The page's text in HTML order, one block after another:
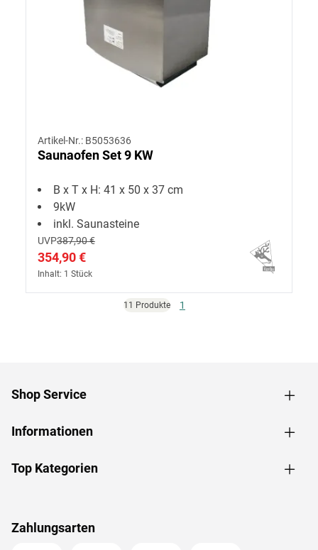
Artikel-Nr.: B5053636
Saunaofen Set 9 KW
B x T x H: 41 x 50 x 37 cm
9kW
inkl. Saunasteine
UVP387,90 €
354,90 €
Inhalt: 1 Stück
11 Produkte 1
Shop Service
Informationen
Top Kategorien
Zahlungsarten